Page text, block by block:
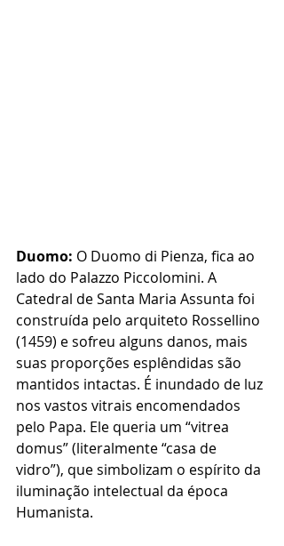
Duomo: O Duomo di Pienza, fica ao
lado do Palazzo Piccolomini. A
Catedral de Santa Maria Assunta foi
construída pelo arquiteto Rossellino
(1459) e sofreu alguns danos, mais
suas proporções esplêndidas são
mantidos intactas. É inundado de luz
nos vastos vitrais encomendados
pelo Papa. Ele queria um “vitrea
domus” (literalmente “casa de
vidro”), que simbolizam o espírito da
iluminação intelectual da época
Humanista.